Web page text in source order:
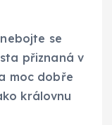
se
přiznaná v
moc dobře
královnu